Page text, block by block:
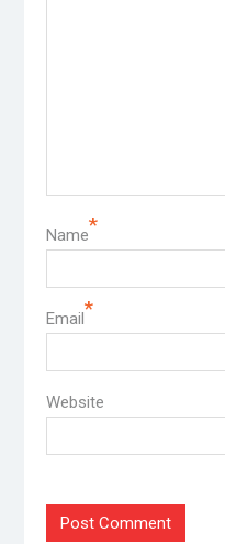
Name*
Email*
Website